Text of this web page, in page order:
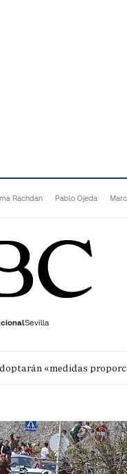
Rachdan Pablo Ojeda
Sevilla
GENTEPLAYHISTORIA
«medidas